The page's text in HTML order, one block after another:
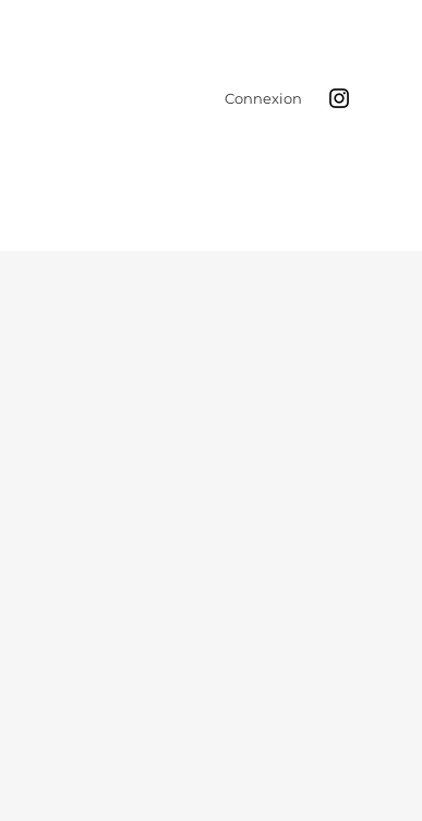
Connexion